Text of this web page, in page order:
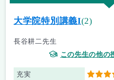
大学院特別講義I(2)
長谷耕二先生
この先生の他の
充実 3.5